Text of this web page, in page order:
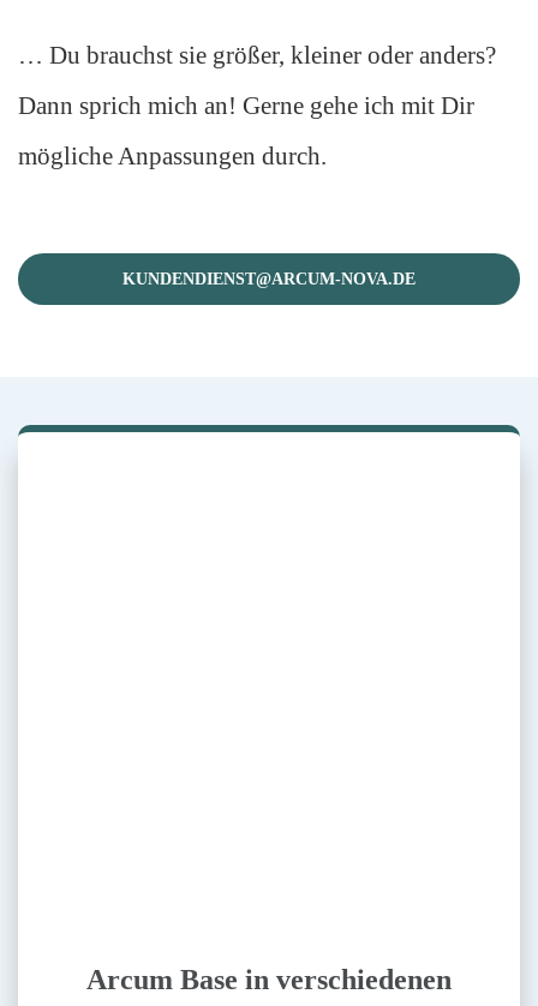
… Du brauchst sie größer, kleiner oder anders?
Dann sprich mich an! Gerne gehe ich mit Dir
mögliche Anpassungen durch.
KUNDENDIENST@ARCUM-NOVA.DE
Arcum Base in verschiedenen